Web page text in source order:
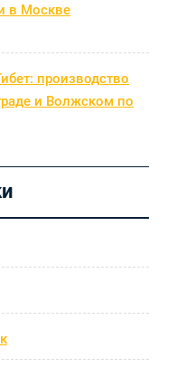
в Москве
производство
и Волжском по